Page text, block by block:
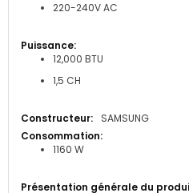
220-240V AC
12,000 BTU
1,5 CH
SAMSUNG
1160 W